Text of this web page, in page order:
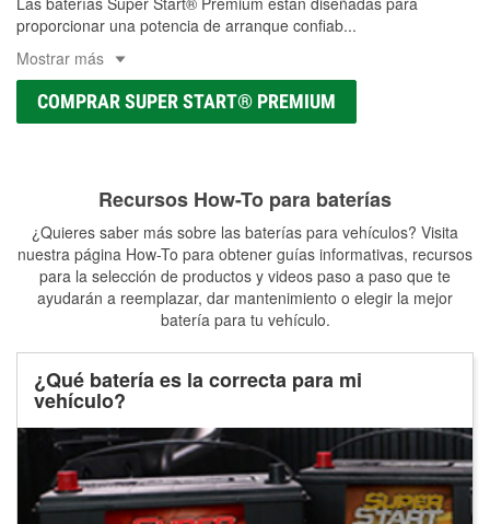
proporcionar una potencia de arranque confiab...
Mostrar más
COMPRAR SUPER START® PREMIUM
Recursos How-To para baterías
¿Quieres saber más sobre las baterías para vehículos? Visita
nuestra página How-To para obtener guías informativas, recursos
para la selección de productos y videos paso a paso que te
ayudarán a reemplazar, dar mantenimiento o elegir la mejor
batería para tu vehículo.
¿Qué batería es la correcta para mi
vehículo?